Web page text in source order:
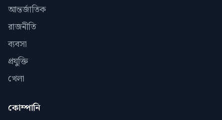
আন্তর্জাতিক
রাজনীতি
ব্যবসা
প্রযুক্তি
খেলা
কোম্পানি